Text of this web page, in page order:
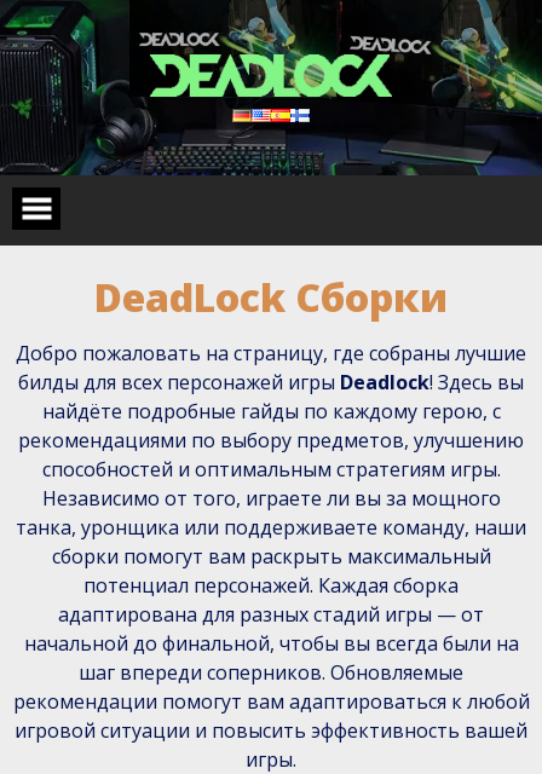
Skip
to
content
DeadLock Cборки
Добро пожаловать на страницу, где собраны лучшие
билды для всех персонажей игры Deadlock! Здесь вы
найдёте подробные гайды по каждому герою, с
рекомендациями по выбору предметов, улучшению
способностей и оптимальным стратегиям игры.
Независимо от того, играете ли вы за мощного
танка, уронщика или поддерживаете команду, наши
сборки помогут вам раскрыть максимальный
потенциал персонажей. Каждая сборка
адаптирована для разных стадий игры — от
начальной до финальной, чтобы вы всегда были на
шаг впереди соперников. Обновляемые
рекомендации помогут вам адаптироваться к любой
игровой ситуации и повысить эффективность вашей
игры.